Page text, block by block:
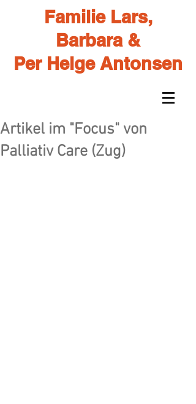
Familie Lars,
Barbara &
Per Helge Antonsen
Artikel im "Focus" von
Palliativ Care (Zug)